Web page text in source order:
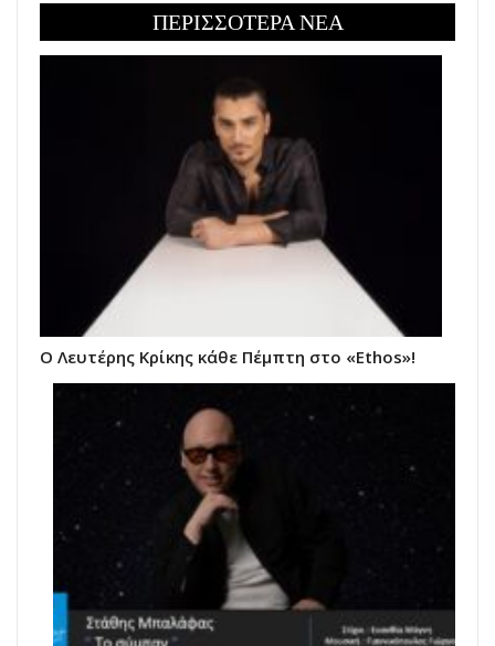
ΠΕΡΙΣΣΟΤΕΡΑ ΝΕΑ
Ο Λευτέρης Κρίκης κάθε Πέμπτη στο «Ethos»!